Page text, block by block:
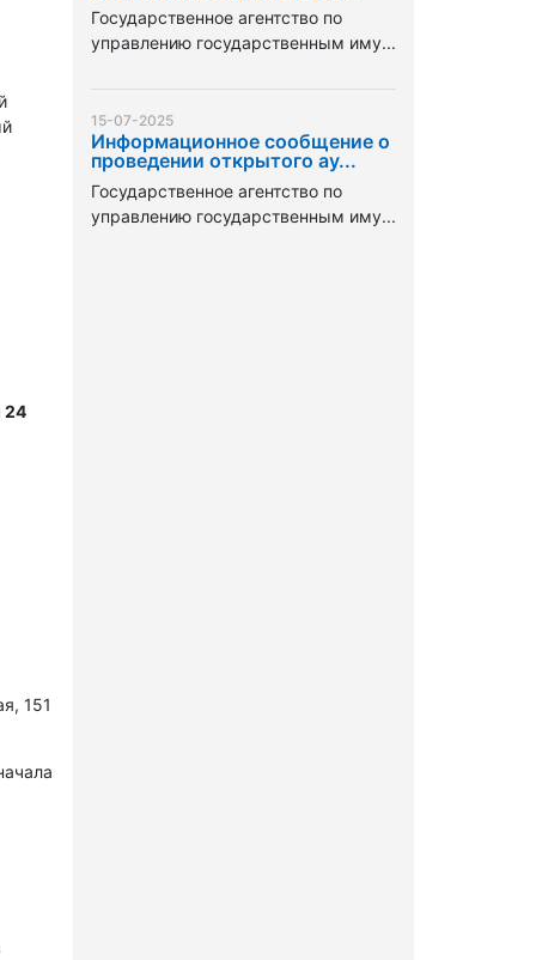
24
151
Государственное агентство по
управлению государственным иму...
15-07-2025
Информационное сообщение о
проведении открытого ау...
Государственное агентство по
управлению государственным иму...